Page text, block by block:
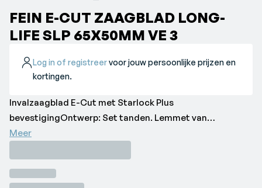
FEIN E-CUT ZAAGBLAD LONG-
LIFE SLP 65X50MM VE 3
Log in of registreervoor jouw persoonlijke prijzen en
kortingen.
Invalzaagblad E-Cut met Starlock Plus
bevestigingOntwerp: Set tanden. Lemmet van
bimetaal.Toepassing: Voor alle houtmaterialen, ook met
•Inhoud: 3 stuk
•Lengte: 50 mm
Meer